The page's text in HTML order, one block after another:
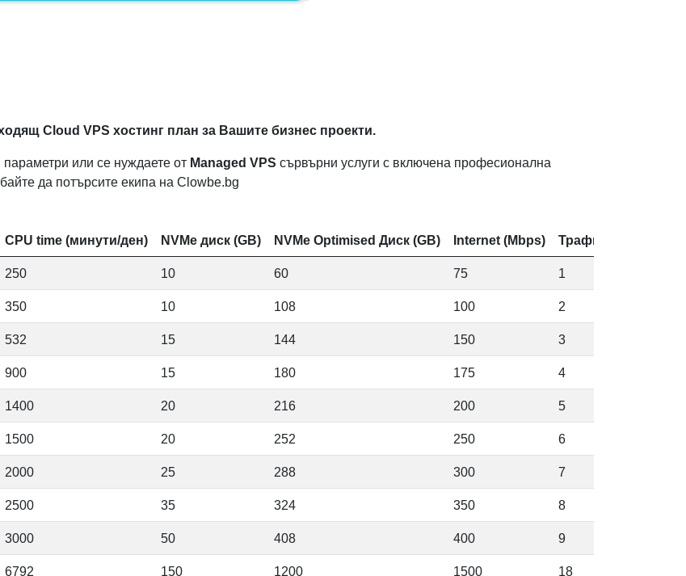
Cloud VPS хостинг план за Вашите бизнес проекти.
или се нуждаете от Managed VPS сървърни услуги с включена професионална
да потърсите екипа на Clowbe.bg
CPU time (минути/ден) NVMe диск (GB) NVMe Optimised Диск (GB) Internet (Mbps) Трафик (TB)
250 10 60 75 1
350 10 108 100 2
532 15 144 150 3
900 15 180 175 4
1400 20 216 200 5
1500 20 252 250 6
2000 25 288 300 7
2500 35 324 350 8
3000 50 408 400 9
6792 150 1200 1500 18